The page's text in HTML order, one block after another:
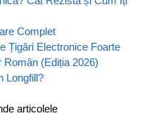
Complet
Țigări Electronice Foarte
(Ediția 2026)
Longfill?
articolele